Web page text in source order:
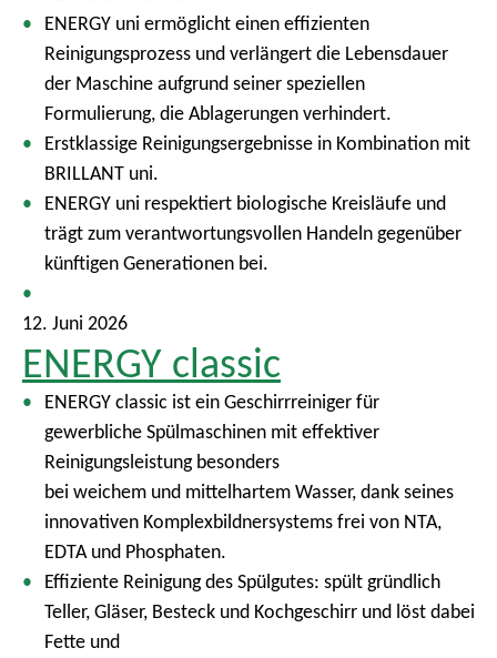
ENERGY uni ermöglicht einen effizienten
Reinigungsprozess und verlängert die Lebensdauer
der Maschine aufgrund seiner speziellen
Formulierung, die Ablagerungen verhindert.
Erstklassige Reinigungsergebnisse in Kombination mit
BRILLANT uni.
ENERGY uni respektiert biologische Kreisläufe und
trägt zum verantwortungsvollen Handeln gegenüber
künftigen Generationen bei.
12. Juni 2026
ENERGY classic
ENERGY classic ist ein Geschirrreiniger für
gewerbliche Spülmaschinen mit effektiver
Reinigungsleistung besonders
bei weichem und mittelhartem Wasser, dank seines
innovativen Komplexbildnersystems frei von NTA,
EDTA und Phosphaten.
Effiziente Reinigung des Spülgutes: spült gründlich
Teller, Gläser, Besteck und Kochgeschirr und löst dabei
Fette und